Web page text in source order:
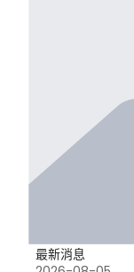
最新消息